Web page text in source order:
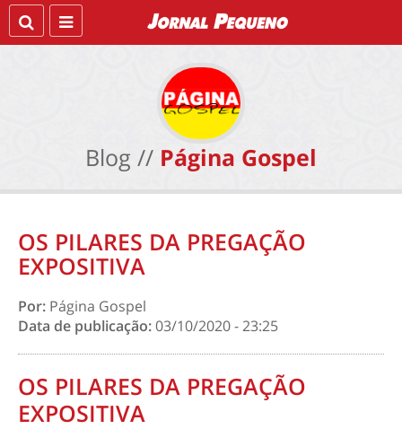
Blog // Página Gospel
OS PILARES DA PREGAÇÃO
EXPOSITIVA
Por: Página Gospel
Data de publicação:03/10/2020 - 23:25
OS PILARES DA PREGAÇÃO
EXPOSITIVA